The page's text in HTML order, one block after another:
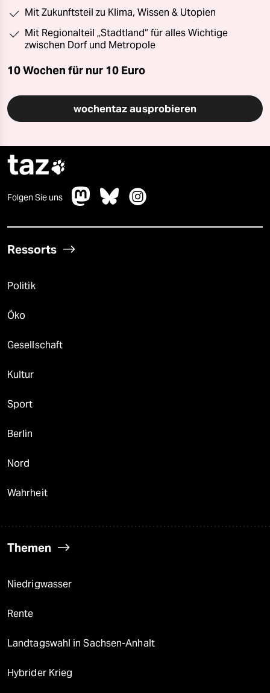
Mit Zukunftsteil zu Klima, Wissen & Utopien
Mit Regionalteil „Stadtland“ für alles Wichtige
zwischen Dorf und Metropole
10 Wochen für nur 10 Euro
wochentaz ausprobieren
taz
Folgen Sie uns
Ressorts
Politik
Öko
Gesellschaft
Kultur
Sport
Berlin
Nord
Wahrheit
Themen
Niedrigwasser
Rente
Landtagswahl in Sachsen-Anhalt
Hybrider Krieg